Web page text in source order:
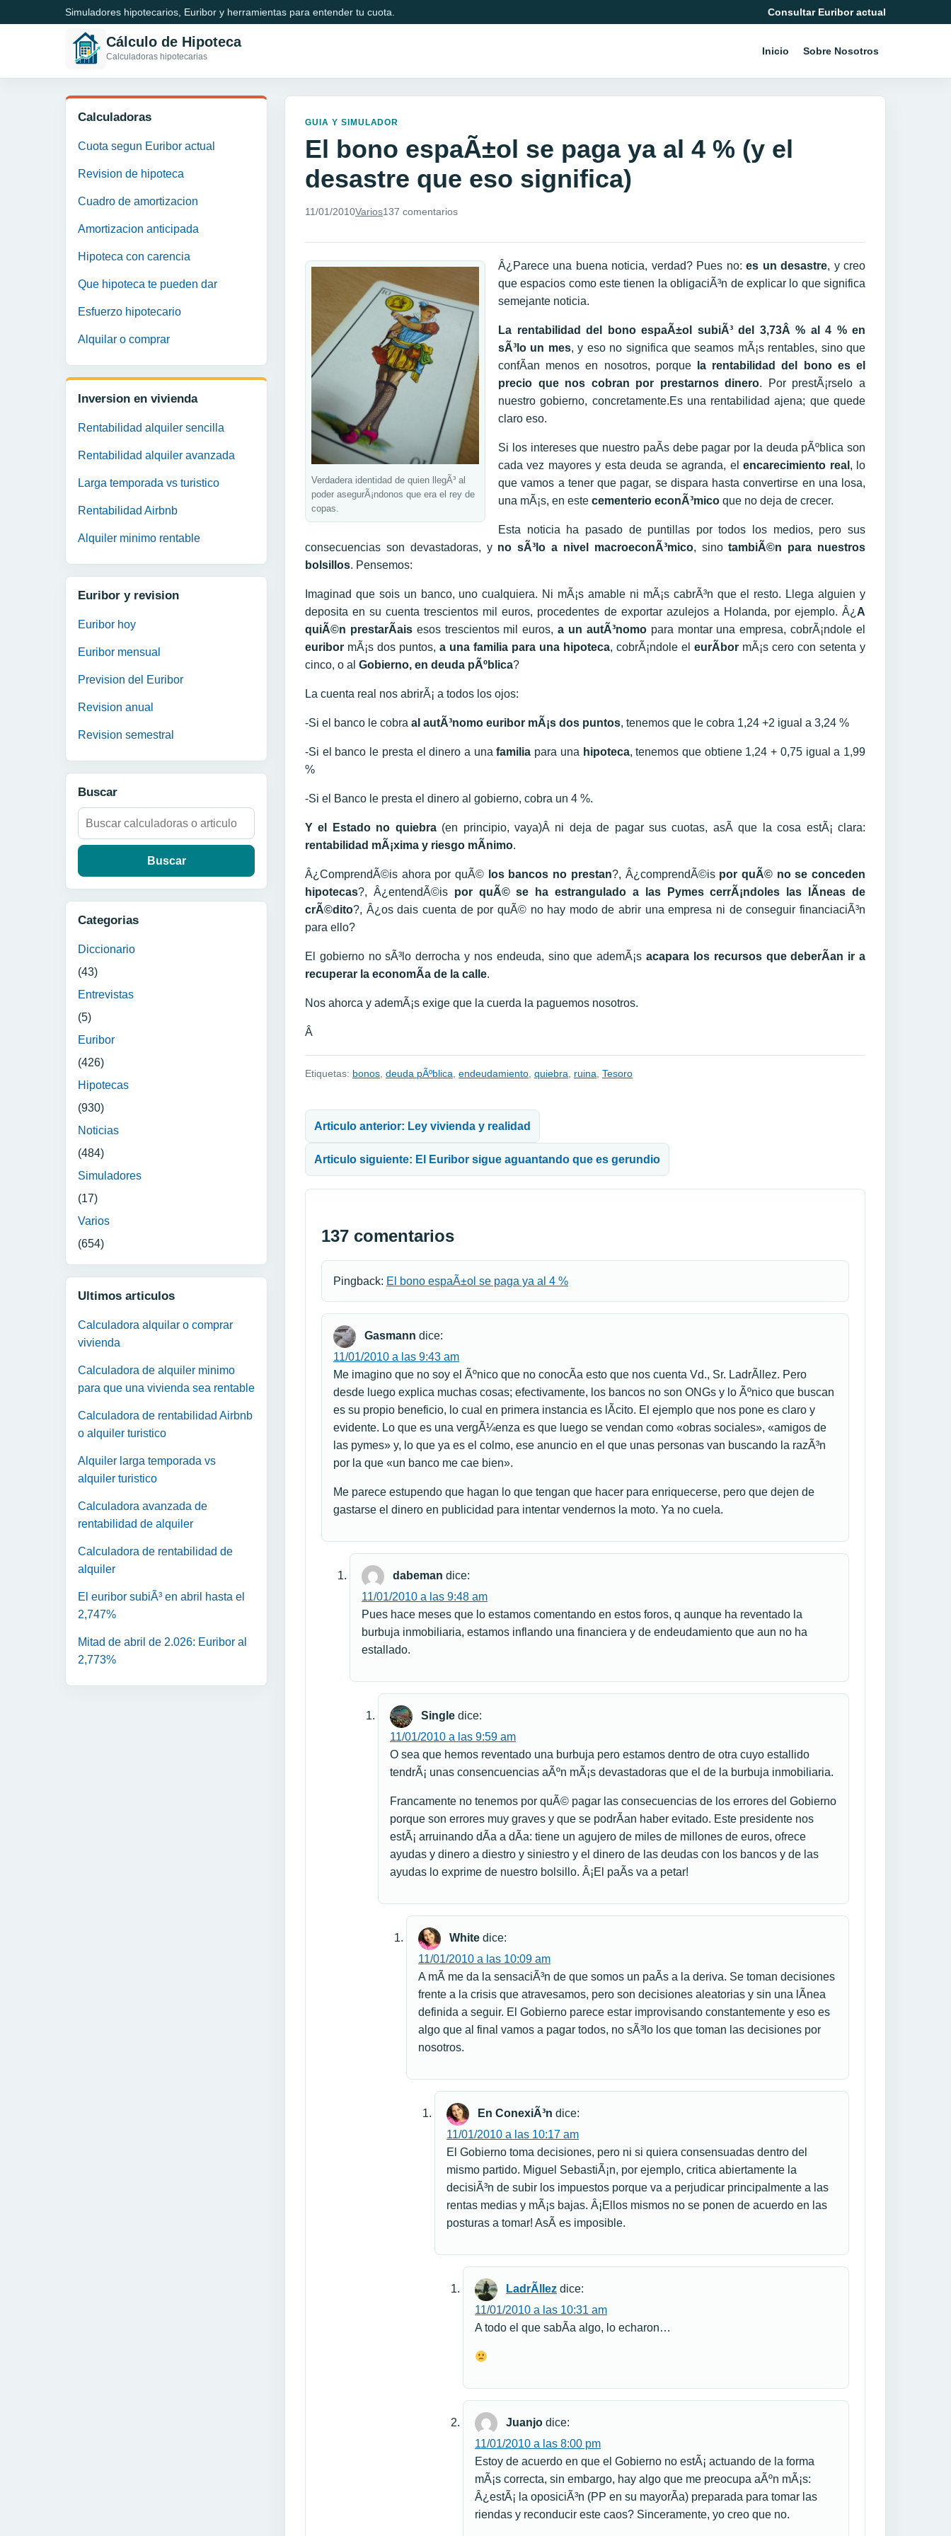
Simuladores hipotecarios, Euribor y herramientas para entender tu cuota. Consultar Euribor actual
Cálculo de Hipoteca
Calculadoras hipotecarias Inicio Sobre Nosotros
Calculadoras
Cuota segun Euribor actual
Revision de hipoteca
Cuadro de amortizacion
Amortizacion anticipada
Hipoteca con carencia
Que hipoteca te pueden dar
Esfuerzo hipotecario
Alquilar o comprar
Inversion en vivienda
Rentabilidad alquiler sencilla
Rentabilidad alquiler avanzada
Larga temporada vs turistico
Rentabilidad Airbnb
Alquiler minimo rentable
Euribor y revision
Euribor hoy
Euribor mensual
Prevision del Euribor
Revision anual
Revision semestral
Buscar
Buscar:
Categorias
Diccionario
(43)
Entrevistas
(5)
Euribor
(426)
Hipotecas
(930)
Noticias
(484)
Simuladores
(17)
Varios
(654)
Ultimos articulos
Calculadora alquilar o comprar
vivienda
Calculadora de alquiler minimo
para que una vivienda sea rentable
Calculadora de rentabilidad Airbnb
o alquiler turistico
Alquiler larga temporada vs
alquiler turistico
Calculadora avanzada de
rentabilidad de alquiler
Calculadora de rentabilidad de
alquiler
El euribor subiÃ³ en abril hasta el
2,747%
Mitad de abril de 2.026: Euribor al
2,773%
GUIA Y SIMULADOR
El bono espaÃ±ol se paga ya al 4 % (y el
desastre que eso significa)
11/01/2010Varios137 comentarios
Verdadera identidad de quien llegÃ³ al
poder asegurÃ¡ndonos que era el rey de
copas.
Â¿Parece una buena noticia, verdad? Pues no:es un desastre, y creo
que espacios como este tienen la obligaciÃ³n de explicar lo que significa
semejante noticia.
La rentabilidad del bono espaÃ±ol subiÃ³ del 3,73Â % al 4 % en
sÃ³lo un mes, y eso no significa que seamos mÃ¡s rentables, sino que
confÃ­an menos en nosotros, porquela rentabilidad del bono es el
precio que nos cobran por prestarnos dinero. Por prestÃ¡rselo a
nuestro gobierno, concretamente.Es una rentabilidad ajena; que quede
claro eso.
Si los intereses que nuestro paÃ­s debe pagar por la deuda pÃºblica son
cada vez mayores y esta deuda se agranda, elencarecimiento real , lo
que vamos a tener que pagar, se dispara hasta convertirse en una losa,
una mÃ¡s, en este cementerio econÃ³mico que no deja de crecer.
Esta noticia ha pasado de puntillas por todos los medios, pero sus
consecuencias son devastadoras, y no sÃ³lo a nivel macroeconÃ³mico, sinotambiÃ©n para nuestros
bolsillos. Pensemos:
Imaginad que sois un banco, uno cualquiera. Ni mÃ¡s amable ni mÃ¡s cabrÃ³n que el resto. Llega alguien y
deposita en su cuenta trescientos mil euros, procedentes de exportar azulejos a Holanda, por ejemplo. Â¿ A
quiÃ©n prestarÃ­aisesos trescientos mil euros, a un autÃ³nomopara montar una empresa, cobrÃ¡ndole el
euribor mÃ¡s dos puntos, a una familia para una hipoteca, cobrÃ¡ndole el eurÃ­bor mÃ¡s cero con setenta y
cinco, o al Gobierno, en deuda pÃºblica?
La cuenta real nos abrirÃ¡ a todos los ojos:
-Si el banco le cobra al autÃ³nomo euribor mÃ¡s dos puntos, tenemos que le cobra 1,24 +2 igual a 3,24 %
-Si el banco le presta el dinero a una familia para una hipoteca, tenemos que obtiene 1,24 + 0,75 igual a 1,99
%
-Si el Banco le presta el dinero al gobierno, cobra un 4 %.
Y el Estado no quiebra(en principio, vaya)Â ni deja de pagar sus cuotas, asÃ­ que la cosa estÃ¡ clara:
rentabilidad mÃ¡xima y riesgo mÃ­nimo.
Â¿ComprendÃ©is ahora por quÃ© los bancos no prestan?, Â¿comprendÃ©is por quÃ© no se conceden
hipotecas?, Â¿entendÃ©is por quÃ© se ha estrangulado a las Pymes cerrÃ¡ndoles las lÃ­neas de
crÃ©dito?, Â¿os dais cuenta de por quÃ© no hay modo de abrir una empresa ni de conseguir financiaciÃ³n
para ello?
El gobierno no sÃ³lo derrocha y nos endeuda, sino que ademÃ¡sacapara los recursos que deberÃ­an ir a
recuperar la economÃ­a de la calle.
Nos ahorca y ademÃ¡s exige que la cuerda la paguemos nosotros.
Â
Etiquetas: bonos deuda pÃºblica endeudamiento quiebra ruina Tesoro
Articulo anterior: Ley vivienda y realidad
Articulo siguiente: El Euribor sigue aguantando que es gerundio
137 comentarios
Pingback: El bono espaÃ±ol se paga ya al 4 %
Gasmann dice:
11/01/2010 a las 9:43 am
Me imagino que no soy el Ãºnico que no conocÃ­a esto que nos cuenta Vd., Sr. LadrÃ­llez. Pero
desde luego explica muchas cosas; efectivamente, los bancos no son ONGs y lo Ãºnico que buscan
es su propio beneficio, lo cual en primera instancia es lÃ­cito. El ejemplo que nos pone es claro y
evidente. Lo que es una vergÃ¼enza es que luego se vendan como «obras sociales», «amigos de
las pymes» y, lo que ya es el colmo, ese anuncio en el que unas personas van buscando la razÃ³n
por la que «un banco me cae bien».
Me parece estupendo que hagan lo que tengan que hacer para enriquecerse, pero que dejen de
gastarse el dinero en publicidad para intentar vendernos la moto. Ya no cuela.
dabeman dice:
11/01/2010 a las 9:48 am
Pues hace meses que lo estamos comentando en estos foros, q aunque ha reventado la
burbuja inmobiliaria, estamos inflando una financiera y de endeudamiento que aun no ha
estallado.
Single dice:
11/01/2010 a las 9:59 am
O sea que hemos reventado una burbuja pero estamos dentro de otra cuyo estallido
tendrÃ¡ unas consencuencias aÃºn mÃ¡s devastadoras que el de la burbuja inmobiliaria.
Francamente no tenemos por quÃ© pagar las consecuencias de los errores del Gobierno
porque son errores muy graves y que se podrÃ­an haber evitado. Este presidente nos
estÃ¡ arruinando dÃ­a a dÃ­a: tiene un agujero de miles de millones de euros, ofrece
ayudas y dinero a diestro y siniestro y el dinero de las deudas con los bancos y de las
ayudas lo exprime de nuestro bolsillo. Â¡El paÃ­s va a petar!
White dice:
11/01/2010 a las 10:09 am
A mÃ­ me da la sensaciÃ³n de que somos un paÃ­s a la deriva. Se toman decisiones
frente a la crisis que atravesamos, pero son decisiones aleatorias y sin una lÃ­nea
definida a seguir. El Gobierno parece estar improvisando constantemente y eso es
algo que al final vamos a pagar todos, no sÃ³lo los que toman las decisiones por
nosotros.
En ConexiÃ³n dice:
11/01/2010 a las 10:17 am
El Gobierno toma decisiones, pero ni si quiera consensuadas dentro del
mismo partido. Miguel SebastiÃ¡n, por ejemplo, critica abiertamente la
decisiÃ³n de subir los impuestos porque va a perjudicar principalmente a las
rentas medias y mÃ¡s bajas. Â¡Ellos mismos no se ponen de acuerdo en las
posturas a tomar! AsÃ­ es imposible.
LadrÃ­llez dice:
11/01/2010 a las 10:31 am
A todo el que sabÃ­a algo, lo echaron…
Juanjo dice:
11/01/2010 a las 8:00 pm
Estoy de acuerdo en que el Gobierno no estÃ¡ actuando de la forma
mÃ¡s correcta, sin embargo, hay algo que me preocupa aÃºn mÃ¡s:
Â¿estÃ¡ la oposiciÃ³n (PP en su mayorÃ­a) preparada para tomar las
riendas y reconducir este caos? Sinceramente, yo creo que no.